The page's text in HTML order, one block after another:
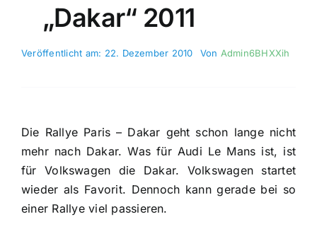
„Dakar“ 2011
Veröffentlicht am: 22. Dezember 2010 Von Admin6BHXXih
Die Rallye Paris – Dakar geht schon lange nicht
mehr nach Dakar. Was für Audi Le Mans ist, ist
für Volkswagen die Dakar. Volkswagen startet
wieder als Favorit. Dennoch kann gerade bei so
einer Rallye viel passieren.